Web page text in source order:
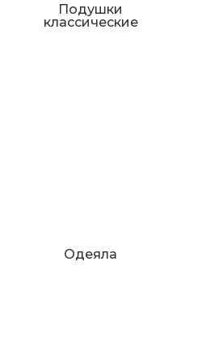
Подушки
классические
Одеяла